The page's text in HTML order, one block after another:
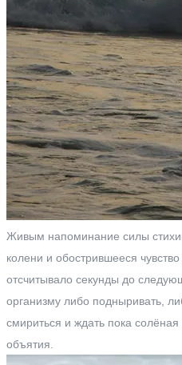
Живым напоминание силы
колени и обострившееся
отсчитывало секунды до
организму либо подныривать,
смириться и ждать пока
объятия.